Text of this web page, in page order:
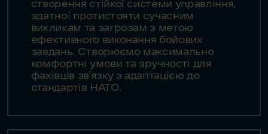
створення стійкої системи управління,
здатної протистояти сучасним
викликам та загрозам з метою
ефективного виконання бойових
завдань. Створюємо максимально
комфортні умови та зручності для
фахівців зв’язку з адаптацією до
стандартів НАТО.